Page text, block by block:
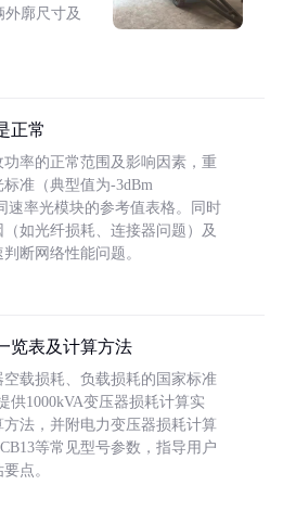
廓尺寸及
正常
率的正常范围及影响因素，重
准（典型值为-3dBm
速率光模块的参考值表格。同时
如光纤损耗、连接器问题）及
断网络性能问题。
览表及计算方法
载损耗、负载损耗的国家标准
供1000kVA变压器损耗计算实
法，并附电力变压器损耗计算
等常见型号参数，指导用户
点。